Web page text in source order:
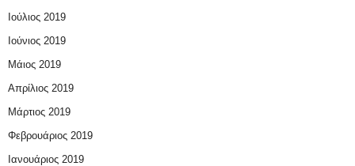
Ιούλιος 2019
Ιούνιος 2019
Μάιος 2019
Απρίλιος 2019
Μάρτιος 2019
Φεβρουάριος 2019
Ιανουάριος 2019